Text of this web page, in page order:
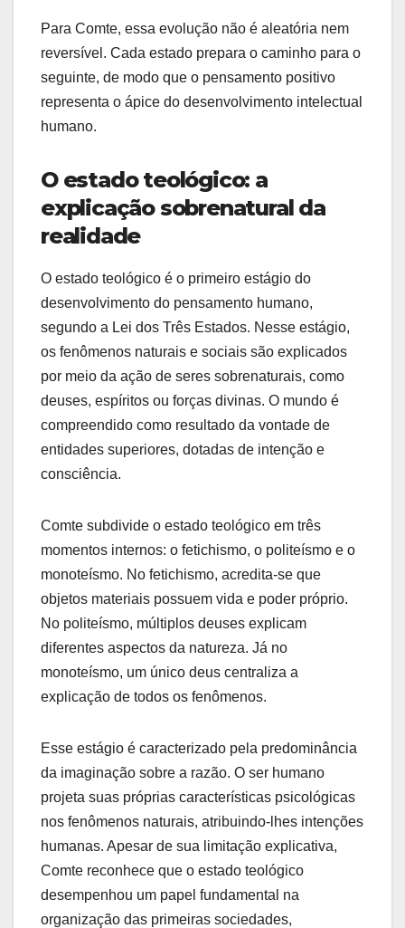
Para Comte, essa evolução não é aleatória nem
reversível. Cada estado prepara o caminho para o
seguinte, de modo que o pensamento positivo
representa o ápice do desenvolvimento intelectual
humano.
O estado teológico: a
explicação sobrenatural da
realidade
O estado teológico é o primeiro estágio do
desenvolvimento do pensamento humano,
segundo a Lei dos Três Estados. Nesse estágio,
os fenômenos naturais e sociais são explicados
por meio da ação de seres sobrenaturais, como
deuses, espíritos ou forças divinas. O mundo é
compreendido como resultado da vontade de
entidades superiores, dotadas de intenção e
consciência.
Comte subdivide o estado teológico em três
momentos internos: o fetichismo, o politeísmo e o
monoteísmo. No fetichismo, acredita-se que
objetos materiais possuem vida e poder próprio.
No politeísmo, múltiplos deuses explicam
diferentes aspectos da natureza. Já no
monoteísmo, um único deus centraliza a
explicação de todos os fenômenos.
Esse estágio é caracterizado pela predominância
da imaginação sobre a razão. O ser humano
projeta suas próprias características psicológicas
nos fenômenos naturais, atribuindo-lhes intenções
humanas. Apesar de sua limitação explicativa,
Comte reconhece que o estado teológico
desempenhou um papel fundamental na
organização das primeiras sociedades,